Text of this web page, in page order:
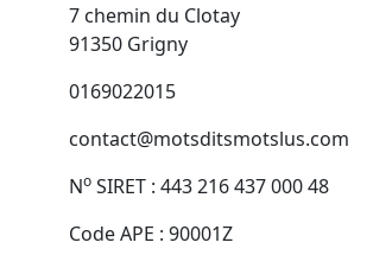
7 chemin du Clotay
91350 Grigny
0169022015
contact@motsditsmotslus.com
No SIRET : 443 216 437 000 48
Code APE : 90001Z